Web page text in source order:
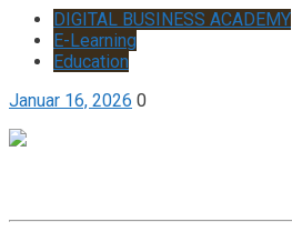
DIGITAL BUSINESS ACADEMY
E-Learning
Education
Januar 16, 2026 0